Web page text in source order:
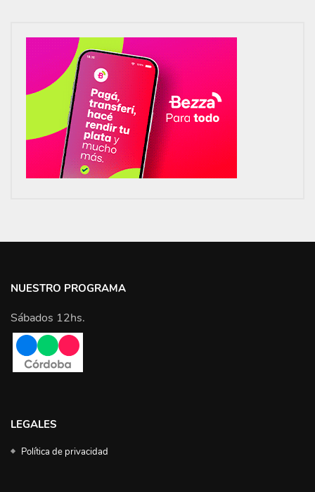
NUESTRO PROGRAMA
Sábados 12hs.
LEGALES
Política de privacidad